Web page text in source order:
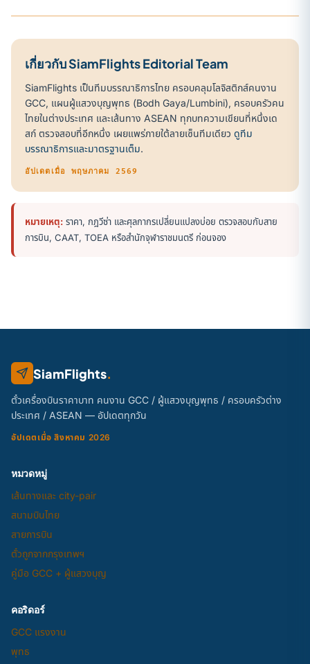
เกี่ยวกับ SiamFlights Editorial Team
SiamFlights เป็นทีมบรรณาธิการไทย ครอบคลุมโลจิสติกส์คนงาน
GCC, แผนผู้แสวงบุญพุทธ (Bodh Gaya/Lumbini), ครอบครัวคน
ไทยในต่างประเทศ และเส้นทาง ASEAN ทุกบทความเขียนที่หนึ่งเด
สก์ ตรวจสอบที่อีกหนึ่ง เผยแพร่ภายใต้ลายเซ็นทีมเดียว ดูทีม
บรรณาธิการและมาตรฐานเต็ม.
อัปเดตเมื่อ พฤษภาคม 2569
หมายเหตุ: ราคา, กฎวีซ่า และศุลกากรเปลี่ยนแปลงบ่อย ตรวจสอบกับสาย
การบิน, CAAT, TOEA หรือสำนักจุฬาราชมนตรี ก่อนจอง
SiamFlights.
ตั๋วเครื่องบินราคาบาท คนงาน GCC / ผู้แสวงบุญพุทธ / ครอบครัวต่าง
ประเทศ / ASEAN — อัปเดตทุกวัน
อัปเดตเมื่อ สิงหาคม 2026
หมวดหมู่
เส้นทางและ city-pair
สนามบินไทย
สายการบิน
ตั๋วถูกจากกรุงเทพฯ
คู่มือ GCC + ผู้แสวงบุญ
คอริดอร์
GCC แรงงาน
พุทธ